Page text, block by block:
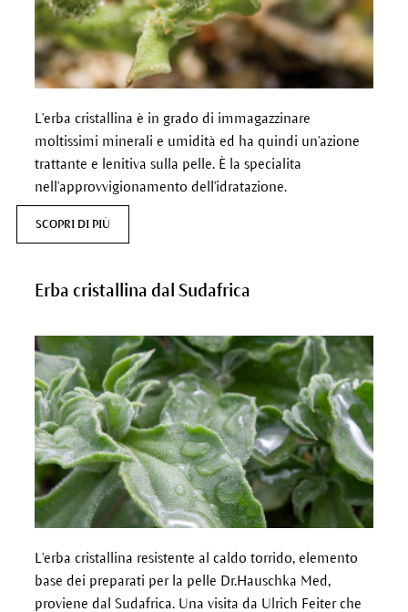
L'erba cristallina è in grado di immagazzinare
moltissimi minerali e umidità ed ha quindi un'azione
trattante e lenitiva sulla pelle. È la specialita
nell'approvvigionamento dell'idratazione.
SCOPRI DI PIÙ
Erba cristallina dal Sudafrica
L'erba cristallina resistente al caldo torrido, elemento
base dei preparati per la pelle Dr.Hauschka Med,
proviene dal Sudafrica. Una visita da Ulrich Feiter che